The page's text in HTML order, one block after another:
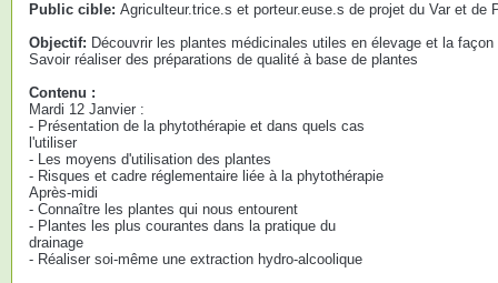
Public cible: Agriculteur.trice.s et porteur.euse.s de projet du Var et de
Objectif: Découvrir les plantes médicinales utiles en élevage et la
Savoir réaliser des préparations de qualité à base de plantes
Contenu :
Mardi 12 Janvier :
- Présentation de la phytothérapie et dans quels cas
l'utiliser
- Les moyens d'utilisation des plantes
- Risques et cadre réglementaire liée à la phytothérapie
Après-midi
- Connaître les plantes qui nous entourent
- Plantes les plus courantes dans la pratique du
drainage
- Réaliser soi-même une extraction hydro-alcoolique